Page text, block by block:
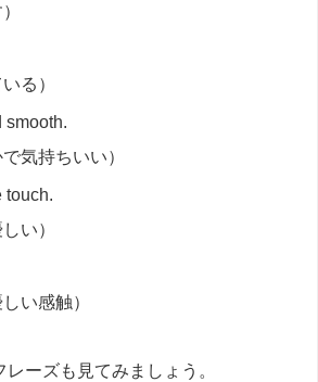
る）
smooth.
気持ちいい）
touch.
い）
い感触）
レーズも見てみましょう。